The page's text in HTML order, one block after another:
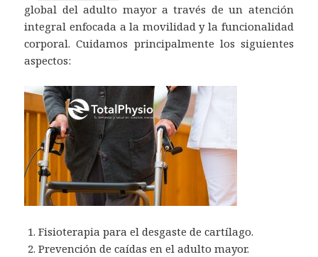
global del adulto mayor a través de un atención
integral enfocada a la movilidad y la funcionalidad
corporal. Cuidamos principalmente los siguientes
aspectos:
Fisioterapia para el desgaste de cartílago.
Prevención de caídas en el adulto mayor.